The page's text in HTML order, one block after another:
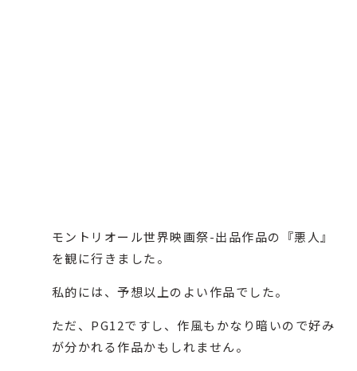
モントリオール世界映画祭-出品作品の『悪人 』
を観に行きました。
私的には、予想以上のよい作品でした。
ただ、PG12ですし、作風もかなり暗いので好み
が分かれる作品かもしれません。